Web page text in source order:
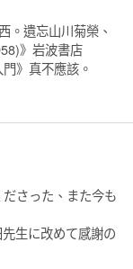
。遺忘山川菊榮、
》岩波書店
》真不應該。
さった、また今も
生に改めて感謝の